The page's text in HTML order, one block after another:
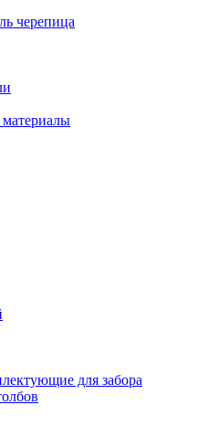
черепица
для забора